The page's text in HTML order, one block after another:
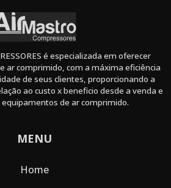
é especializada em oferecer
ar comprimido, com a máxima eficiência
de seus clientes, proporcionando a
ao custo x beneficio desde a venda e
de ar comprimido.
MENU
Home